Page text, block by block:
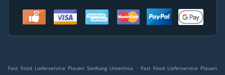
Fast Food Lieferservice Plauen Siedlung Unterlosa . Fast Food Lieferservice Plauen